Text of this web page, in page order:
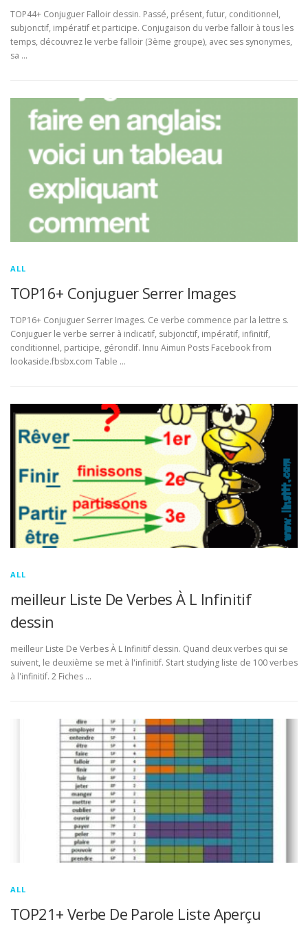
TOP44+ Conjuguer Falloir dessin. Passé, présent, futur, conditionnel,
subjonctif, impératif et participe. Conjugaison du verbe falloir à tous les
temps, découvrez le verbe falloir (3ème groupe), avec ses synonymes,
sa …
ALL
TOP16+ Conjuguer Serrer Images
TOP16+ Conjuguer Serrer Images. Ce verbe commence par la lettre s.
Conjuguer le verbe serrer à indicatif, subjonctif, impératif, infinitif,
conditionnel, participe, gérondif. Innu Aimun Posts Facebook from
lookaside.fbsbx.com Table …
ALL
meilleur Liste De Verbes À L Infinitif
dessin
meilleur Liste De Verbes À L Infinitif dessin. Quand deux verbes qui se
suivent, le deuxième se met à l'infinitif. Start studying liste de 100 verbes
à l'infinitif. 2 Fiches …
ALL
TOP21+ Verbe De Parole Liste Aperçu